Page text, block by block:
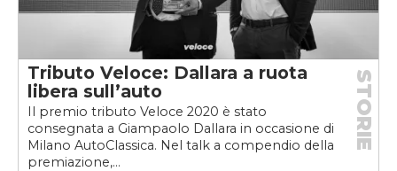
Tributo Veloce: Dallara a ruota
libera sull’auto
Il premio tributo Veloce 2020 è stato
consegnata a Giampaolo Dallara in occasione di
Milano AutoClassica. Nel talk a compendio della
premiazione,...
STORIE